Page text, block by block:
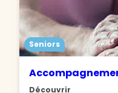
Seniors
Découvrir